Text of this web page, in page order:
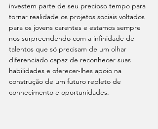
investem parte de seu precioso tempo para
tornar realidade os projetos sociais voltados
para os jovens carentes e estamos sempre
nos surpreendendo com a infinidade de
talentos que só precisam de um olhar
diferenciado capaz de reconhecer suas
habilidades e oferecer-lhes apoio na
construção de um futuro repleto de
conhecimento e oportunidades.